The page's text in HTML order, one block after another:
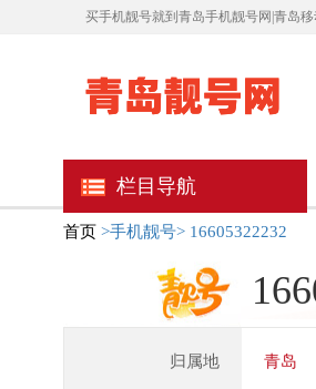
买手机靓号就到青岛手机靓号网|青岛
栏目导航
首页 >手机靓号> 16605322232
归属地 青岛